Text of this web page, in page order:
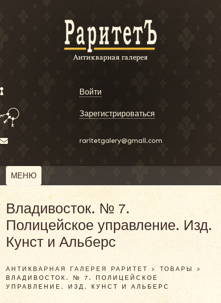
Войти
Зарегистрироваться
raritetgalery@gmail.com
МЕНЮ
Владивосток. № 7.
Полицейское управление. Изд.
Кунст и Альберс
АНТИКВАРНАЯ ГАЛЕРЕЯ РАРИТЕТ >ТОВАРЫ >
ВЛАДИВОСТОК. № 7. ПОЛИЦЕЙСКОЕ
УПРАВЛЕНИЕ. ИЗД. КУНСТ И АЛЬБЕРС